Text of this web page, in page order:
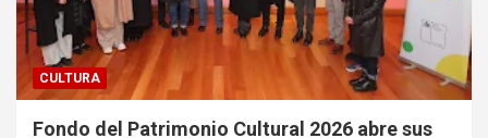
CULTURA
Fondo del Patrimonio Cultural 2026 abre sus